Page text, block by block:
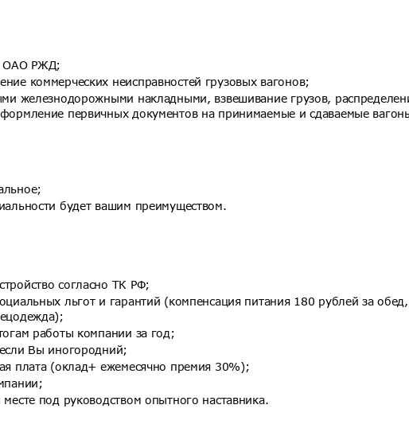
ОАО РЖД;
коммерческих неисправностей грузовых вагонов;
железнодорожными накладными, взвешивание грузов,
первичных документов на принимаемые и сдаваемые
будет вашим преимуществом.
согласно ТК РФ;
льгот и гарантий (компенсация питания 180 рублей за
работы компании за год;
Вы иногородний;
плата (оклад+ ежемесячно премия 30%);
под руководством опытного наставника.